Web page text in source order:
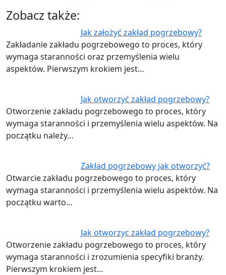
Zobacz także:
Jak założyć zakład pogrzebowy?
Zakładanie zakładu pogrzebowego to proces, który
wymaga staranności oraz przemyślenia wielu
aspektów. Pierwszym krokiem jest…
Jak otworzyć zakład pogrzebowy?
Otworzenie zakładu pogrzebowego to proces, który
wymaga staranności i przemyślenia wielu aspektów. Na
początku należy…
Zakład pogrzebowy jak otworzyć?
Otwarcie zakładu pogrzebowego to proces, który
wymaga staranności i przemyślenia wielu aspektów. Na
początku warto…
Jak otworzyc zakład pogrzebowy?
Otworzenie zakładu pogrzebowego to proces, który
wymaga staranności i zrozumienia specyfiki branży.
Pierwszym krokiem jest…